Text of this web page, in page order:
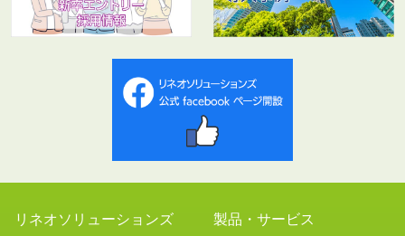
リネオソリューションズ 製品・サービス